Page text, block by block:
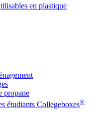
en plastique
propane
étudiants Collegeboxes®